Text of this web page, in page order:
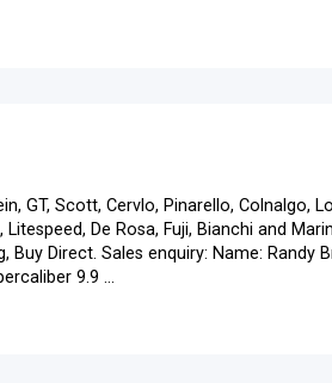
GT, Scott, Cervlo, Pinarello, Colnalgo,
De Rosa, Fuji, Bianchi and
Direct. Sales enquiry: Name: Randy
9.9 ...